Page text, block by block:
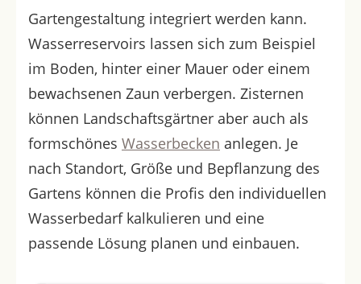
Gartengestaltung integriert werden kann.
Wasserreservoirs lassen sich zum Beispiel
im Boden, hinter einer Mauer oder einem
bewachsenen Zaun verbergen. Zisternen
können Landschaftsgärtner aber auch als
formschönes Wasserbecken anlegen. Je
nach Standort, Größe und Bepflanzung des
Gartens können die Profis den individuellen
Wasserbedarf kalkulieren und eine
passende Lösung planen und einbauen.